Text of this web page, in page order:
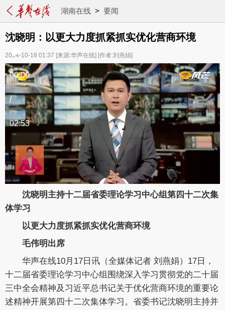
湖南在线> 要闻
沈晓明：以更大力度抓紧抓实优化营商环境
2024-10-18 01:37 [来源:华声在线] [作者:刘燕娟]
00:00
/
02:53
沈晓明主持十二届省委理论学习中心组第四十二次集
体学习
以更大力度抓紧抓实优化营商环境
毛伟明出席
华声在线10月17日讯（全媒体记者 刘燕娟）17日，
十二届省委理论学习中心组围绕深入学习贯彻党的二十届
三中全会精神及习近平总书记关于优化营商环境的重要论
述精神开展第四十二次集体学习。省委书记沈晓明主持并